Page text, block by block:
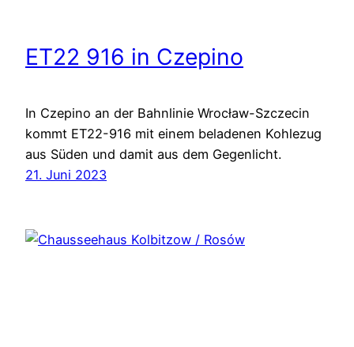
ET22 916 in Czepino
In Czepino an der Bahnlinie Wrocław-Szczecin
kommt ET22-916 mit einem beladenen Kohlezug
aus Süden und damit aus dem Gegenlicht.
21. Juni 2023